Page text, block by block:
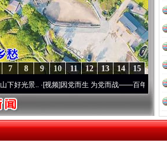
15
14
13
12
11
10
9
8
7
..·[视频]因党而生 为党而战——百年“纪”事⑧加强纪